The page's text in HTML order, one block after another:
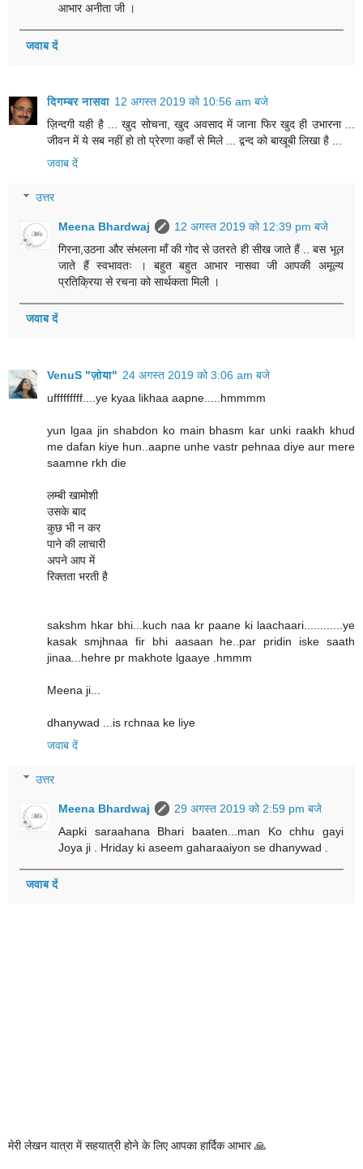
आभार अनीता जी ।
जवाब दें
दिगम्बर नासवा 12 अगस्त 2019 को 10:56 am बजे
ज़िन्दगी यही है ... खुद सोचना, खुद अवसाद में जाना फिर खुद ही उभारना ...
जीवन में ये सब नहीं हो तो प्रेरणा कहाँ से मिले ... द्वन्द को बाखूबी लिखा है ...
जवाब दें
उत्तर
Meena Bhardwaj
12 अगस्त 2019 को 12:39 pm बजे
गिरना,उठना और संभलना माँ की गोद से उतरते ही सीख जाते हैं .. बस भूल
जाते हैं स्वभावतः । बहुत बहुत आभार नासवा जी आपकी अमूल्य
प्रतिक्रिया से रचना को सार्थकता मिली ।
जवाब दें
VenuS "ज़ोया" 24 अगस्त 2019 को 3:06 am बजे
ufffffffff....ye kyaa likhaa aapne.....hmmmm
yun lgaa jin shabdon ko main bhasm kar unki raakh khud
me dafan kiye hun..aapne unhe vastr pehnaa diye aur mere
saamne rkh die
लम्बी खामोशी
उसके बाद
कुछ भी न कर
पाने की लाचारी
अपने आप में
रिक्तता भरती है
sakshm hkar bhi...kuch naa kr paane ki laachaari............ye
kasak smjhnaa fir bhi aasaan he..par pridin iske saath
jinaa...hehre pr makhote lgaaye .hmmm
Meena ji...
dhanywad ...is rchnaa ke liye
जवाब दें
उत्तर
Meena Bhardwaj
29 अगस्त 2019 को 2:59 pm बजे
Aapki saraahana Bhari baaten...man Ko chhu gayi
Joya ji . Hriday ki aseem gaharaaiyon se dhanywad .
जवाब दें
मेरी लेखन यात्रा में सहयात्री होने के लिए आपका हार्दिक आभार 🙏